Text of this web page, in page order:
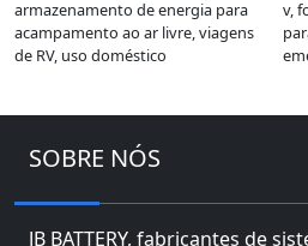
armazenamento de energia para
acampamento ao ar livre, viagens
de RV, uso doméstico
v,
SOBRE NÓS
JB BATTERY, fabricantes de